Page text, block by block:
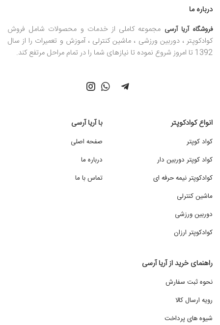
درباره ما
فروشگاه آریا آرسی مجموعه کاملی از خدمات و محصولات شامل فروش
کوادکوپتر ، دوربین ورزشی ، ماشین کنترلی ، آموزش و تعمیرات را از سال
1392 تا امروز شروع نموده تا نیازهای شما را در تمام مراحل مرتفع کند.
انواع کوادکوپتر
کواد کوپتر
کواد کوپتر دوربین دار
کوادکوپتر نیمه حرفه ای
ماشین کنترلی
دوربین ورزشی
کوادکوپتر ارزان
با آریا آرسی
صفحه اصلی
درباره ما
تماس با ما
راهنمای خرید از آریا آرسی
نحوه ثبت سفارش
رویه ارسال کالا
شیوه های پرداخت